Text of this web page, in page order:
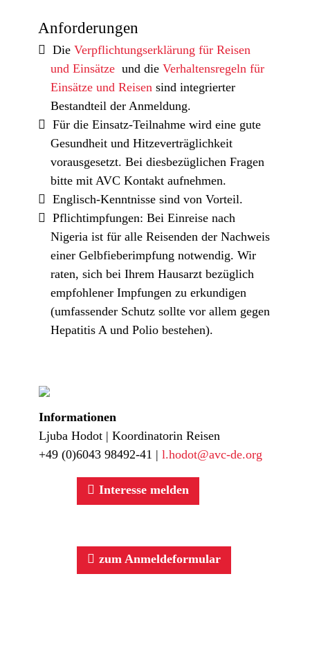
Anforderungen
Die Verpflichtungserklärung für Reisen
und Einsätze und die Verhaltensregeln für
Einsätze und Reisen sind integrierter
Bestandteil der Anmeldung.
Für die Einsatz-Teilnahme wird eine gute
Gesundheit und Hitzeverträglichkeit
vorausgesetzt. Bei diesbezüglichen Fragen
bitte mit AVC Kontakt aufnehmen.
Englisch-Kenntnisse sind von Vorteil.
Pflichtimpfungen: Bei Einreise nach
Nigeria ist für alle Reisenden der Nachweis
einer Gelbfieberimpfung notwendig. Wir
raten, sich bei Ihrem Hausarzt bezüglich
empfohlener Impfungen zu erkundigen
(umfassender Schutz sollte vor allem gegen
Hepatitis A und Polio bestehen).
Informationen
Ljuba Hodot | Koordinatorin Reisen
+49 (0)6043 98492-41 | l.hodot@avc-de.org
Interesse melden
zum Anmeldeformular